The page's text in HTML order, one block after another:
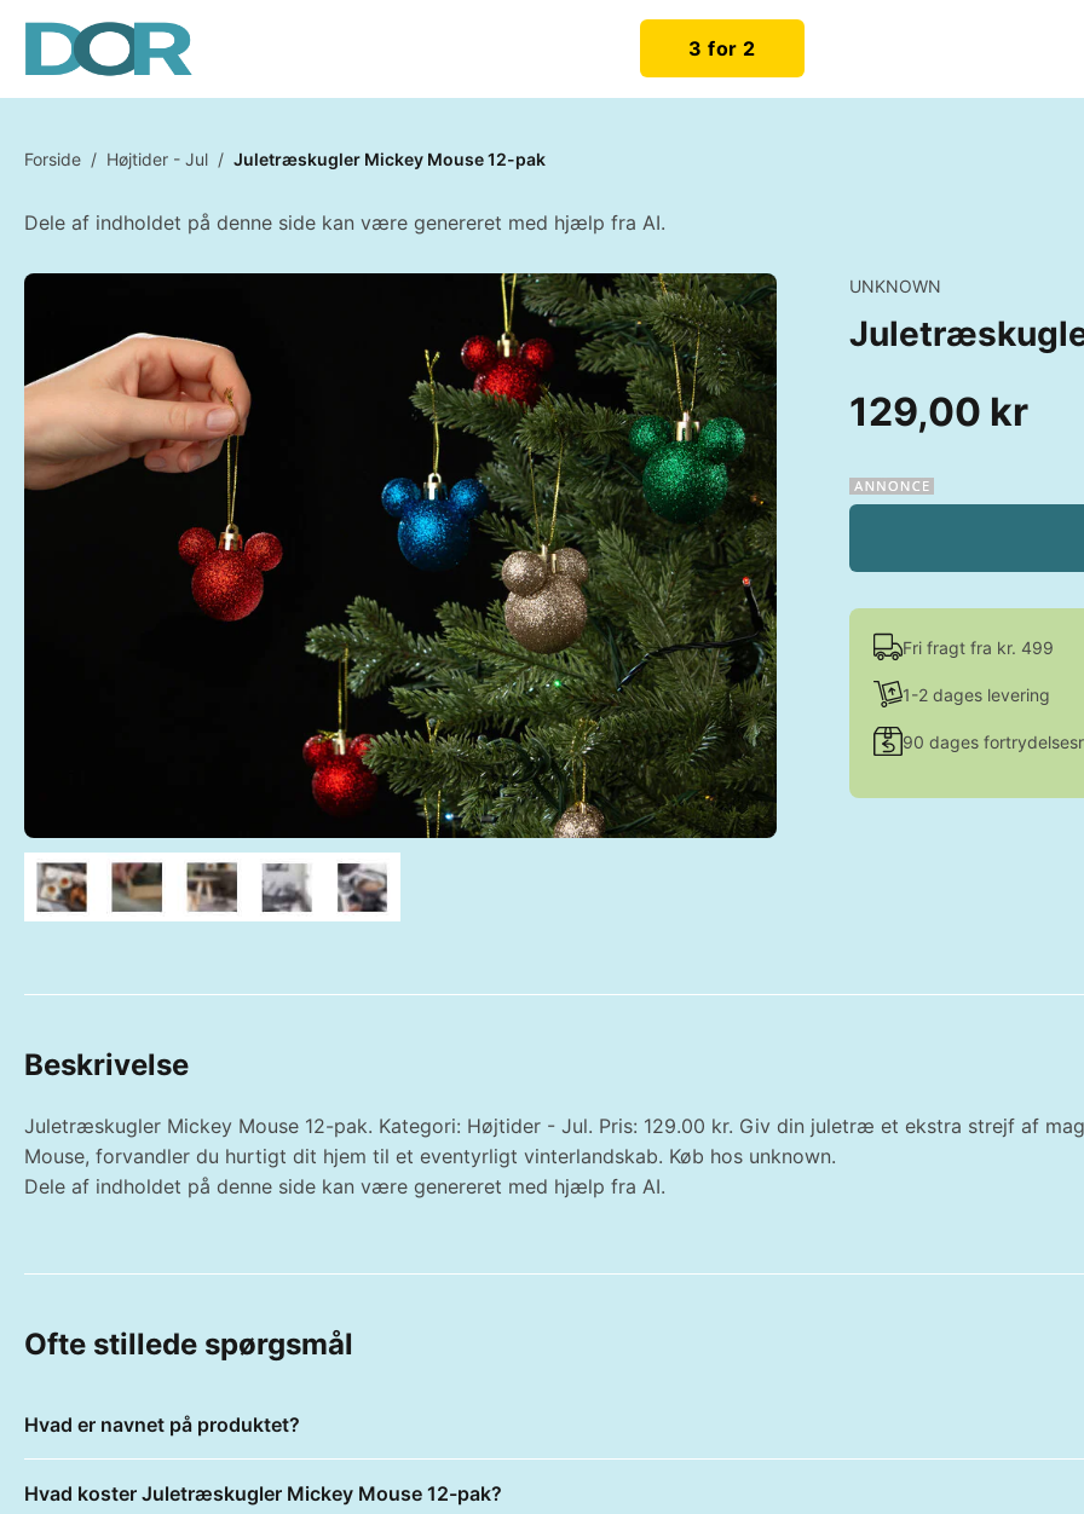
3 for 2
Forside / Højtider - Jul / Juletræskugler Mickey Mouse 12-pak
Dele af indholdet på denne side kan være genereret med hjælp fra AI.
UNKNOWN
129,00 kr
Fri fragt fra kr. 499
1-2 dages levering
90 dages
Beskrivelse
Juletræskugler Mickey Mouse 12-pak. Kategori: Højtider - Jul. Pris: 129.00 kr. Giv din juletræ et ekstra strejf af
Mouse, forvandler du hurtigt dit hjem til et eventyrligt vinterlandskab. Køb hos unknown.
Dele af indholdet på denne side kan være genereret med hjælp fra AI.
Ofte stillede spørgsmål
Hvad er navnet på produktet?
Hvad koster Juletræskugler Mickey Mouse 12-pak?